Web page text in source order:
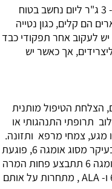
מ- 3 ג"ר ליום של אומגה 3, ומינון קטן מ- 3 ג"ר ליום נחשב בטוח
הם קלים, כגון נטייה
לעקוב אחר תפקודי כבד
אך כאשר יש
הצלחת הטיפול מותנית
תרופתי התנהגותי או
מגע, צמחי מרפא ותזונה.
: תזונה עתירת שומנים בעיקר מסוג אומגה 6, פוגעת
ביעילות אמגה3, בתזונה המכילה יותר אומגה 6 תתבצע פחות המרה
של DHA - EPA- ALA ,כיוון שאומגה 6 ו- ALA , מתחרות על אותם